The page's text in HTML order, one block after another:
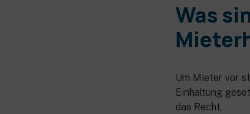
Was
Um Mieter vor
Einhaltung
das Recht,